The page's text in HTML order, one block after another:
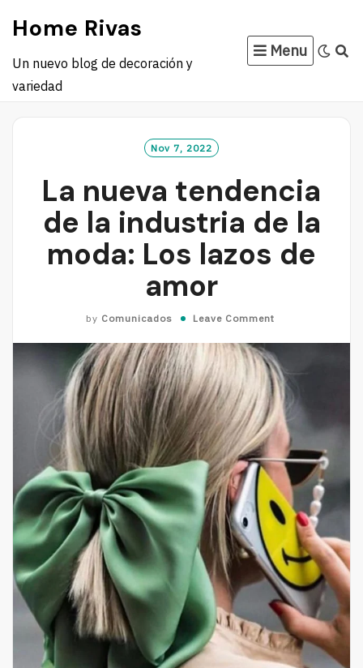
content
Home Rivas
Un nuevo blog de decoración y
variedad
Menu
Nov 7, 2022
La nueva tendencia
de la industria de la
moda: Los lazos de
amor
by Comunicados Leave Comment